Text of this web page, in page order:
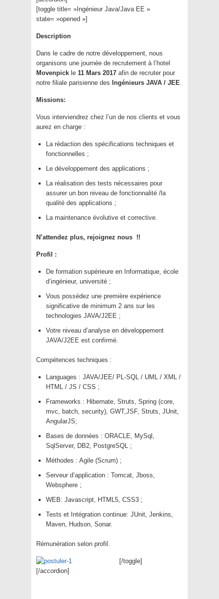
[toggle title= »Ingénieur Java/Java EE »
state= »opened »]
Description
Dans le cadre de notre développement, nous
organisons une journée de recrutement à l’hotel
Movenpick le 11 Mars 2017 afin de recruter pour
notre filiale parisienne des Ingénieurs JAVA / JEE.
Missions:
Vous interviendrez chez l’un de nos clients et vous
aurez en charge :
La rédaction des spécifications techniques et
fonctionnelles ;
Le développement des applications ;
La réalisation des tests nécessaires pour
assurer un bon niveau de fonctionnalité /la
qualité des applications ;
La maintenance évolutive et corrective.
N’attendez plus, rejoignez nous !!
Profil :
De formation supérieure en Informatique, école
d’ingénieur, université ;
Vous possédez une première expérience
significative de minimum 2 ans sur les
technologies JAVA/J2EE ;
Votre niveau d’analyse en développement
JAVA/J2EE est confirmé.
Compétences techniques :
Languages : JAVA/JEE/ PL-SQL / UML / XML /
HTML / JS / CSS ;
Frameworks : Hibernate, Struts, Spring (core,
mvc, batch, security), GWT,JSF, Struts, JUnit,
AngularJS;
Bases de données : ORACLE, MySql,
SqlServer, DB2, PostgreSQL ;
Méthodes : Agile (Scrum) ;
Serveur d’application : Tomcat, Jboss,
Websphere ;
WEB: Javascript, HTML5, CSS3 ;
Tests et Intégration continue: JUnit, Jenkins,
Maven, Hudson, Sonar.
Rémunération selon profil.
[/toggle]
[/accordion]